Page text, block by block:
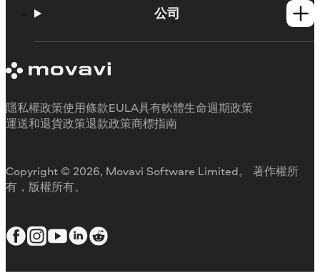
學習平台
取消訂閱
退款
公司
客戶評價
為何要選擇我們
工作用
Copyright © 2026, Movavi Software Limited。 著作權所
有，版權所有。
隱私權政策使用條款EULA具有軟體生命週期政策
運送和退貨政策退款政策商標指南